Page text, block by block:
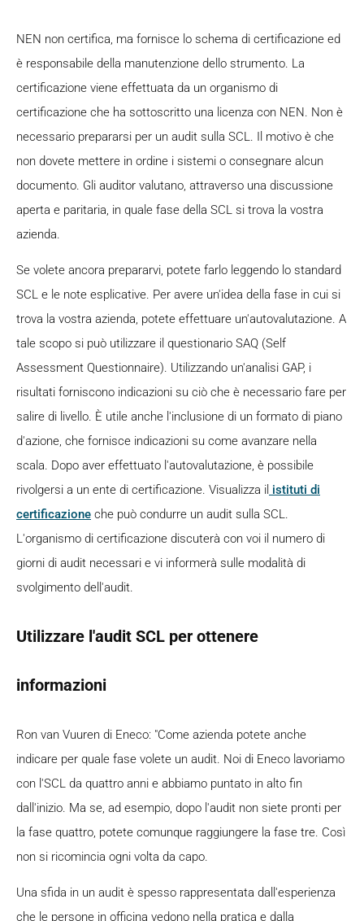
NEN non certifica, ma fornisce lo schema di certificazione ed
è responsabile della manutenzione dello strumento. La
certificazione viene effettuata da un organismo di
certificazione che ha sottoscritto una licenza con NEN. Non è
necessario prepararsi per un audit sulla SCL. Il motivo è che
non dovete mettere in ordine i sistemi o consegnare alcun
documento. Gli auditor valutano, attraverso una discussione
aperta e paritaria, in quale fase della SCL si trova la vostra
azienda.
Se volete ancora prepararvi, potete farlo leggendo lo standard
SCL e le note esplicative. Per avere un'idea della fase in cui si
trova la vostra azienda, potete effettuare un'autovalutazione. A
tale scopo si può utilizzare il questionario SAQ (Self
Assessment Questionnaire). Utilizzando un'analisi GAP, i
risultati forniscono indicazioni su ciò che è necessario fare per
salire di livello. È utile anche l'inclusione di un formato di piano
d'azione, che fornisce indicazioni su come avanzare nella
scala. Dopo aver effettuato l'autovalutazione, è possibile
rivolgersi a un ente di certificazione. Visualizza il istituti di
certificazione che può condurre un audit sulla SCL.
L'organismo di certificazione discuterà con voi il numero di
giorni di audit necessari e vi informerà sulle modalità di
svolgimento dell'audit.
Utilizzare l'audit SCL per ottenere
informazioni
Ron van Vuuren di Eneco: "Come azienda potete anche
indicare per quale fase volete un audit. Noi di Eneco lavoriamo
con l'SCL da quattro anni e abbiamo puntato in alto fin
dall'inizio. Ma se, ad esempio, dopo l'audit non siete pronti per
la fase quattro, potete comunque raggiungere la fase tre. Così
non si ricomincia ogni volta da capo.
Una sfida in un audit è spesso rappresentata dall'esperienza
che le persone in officina vedono nella pratica e dalla